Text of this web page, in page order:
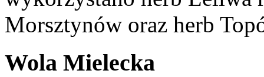
Morsztynów oraz herb
Wola Mielecka